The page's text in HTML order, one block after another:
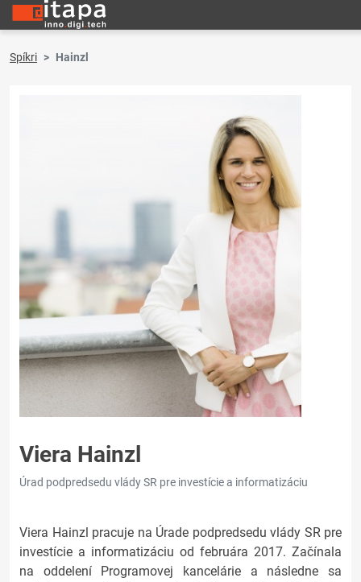
Spíkri Hainzl
Viera Hainzl
Úrad podpredsedu vlády SR pre investície a informatizáciu
Viera Hainzl pracuje na Úrade podpredsedu vlády SR pre
investície a informatizáciu od februára 2017. Začínala
na oddelení Programovej kancelárie a následne sa